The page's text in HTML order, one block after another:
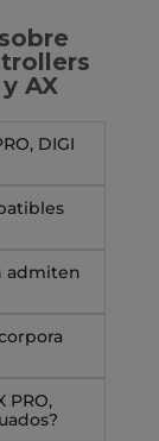
AX
DIGI
admiten
PRO,